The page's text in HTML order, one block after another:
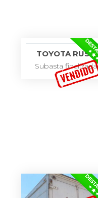
TOYOTA RUSH
Subasta finalizada